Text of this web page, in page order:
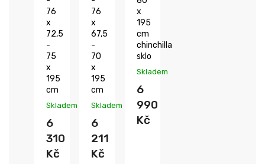
76
x
72,5
-
75
x
195
cm
Skladem
6
310
Kč
76
x
67,5
-
70
x
195
cm
Skladem
6
211
Kč
x
195
cm
chinchilla
sklo
Skladem
6
990
Kč